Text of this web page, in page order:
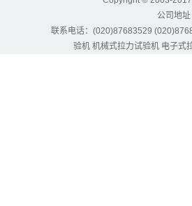
公司地
联系电话：(020)87683529
验机 机械式拉力试验机 电子式